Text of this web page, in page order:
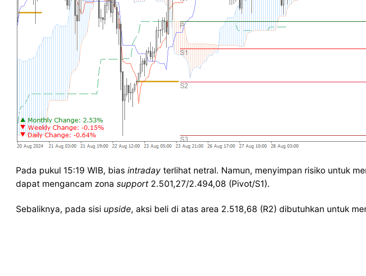
Pada pukul 15:19 WIB, bias intraday terlihat netral. Namun, menyimpan risiko untuk
dapat mengancam zona support 2.501,27/2.494,08 (Pivot/S1).
Sebaliknya, pada sisi upside, aksi beli di atas area 2.518,68 (R2) dibutuhkan untuk